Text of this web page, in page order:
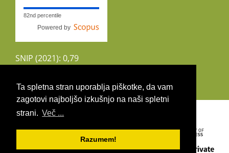
Ta spletna stran uporablja piškotke, da vam
zagotovi najboljšo izkušnjo na naši spletni
strani. Več ...
Razumem!
82nd percentile
Powered by
SNIP (2021): 0,79